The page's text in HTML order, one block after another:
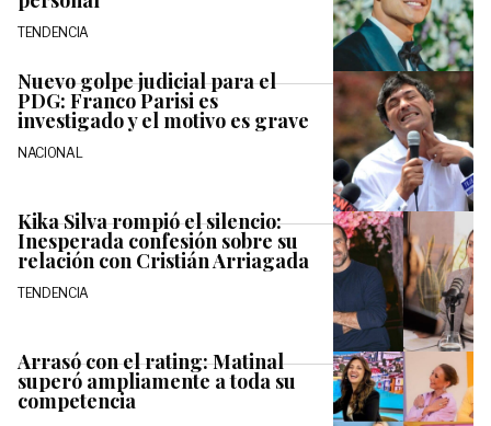
TENDENCIA
Nuevo golpe judicial para el
PDG: Franco Parisi es
investigado y el motivo es grave
NACIONAL
Kika Silva rompió el silencio:
Inesperada confesión sobre su
relación con Cristián Arriagada
TENDENCIA
Arrasó con el rating: Matinal
superó ampliamente a toda su
competencia